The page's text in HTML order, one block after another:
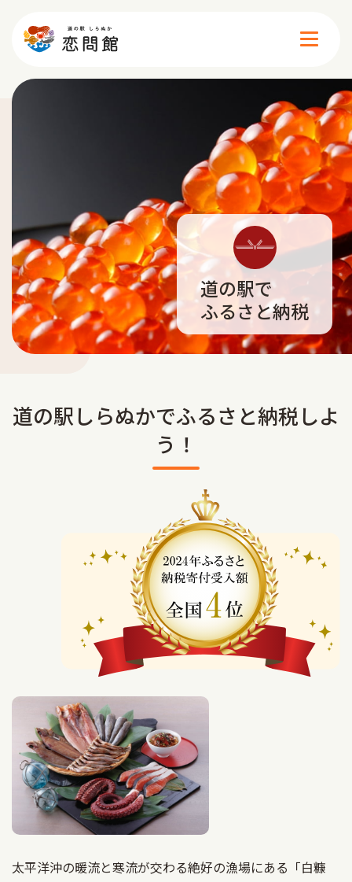
イベント
食べる
買う
遊ぶ
サウナ
道の駅で
ふるさと納税
道の駅しらぬかでふるさと納税しよ
う！
太平洋沖の暖流と寒流が交わる絶好の漁場にある「白糠